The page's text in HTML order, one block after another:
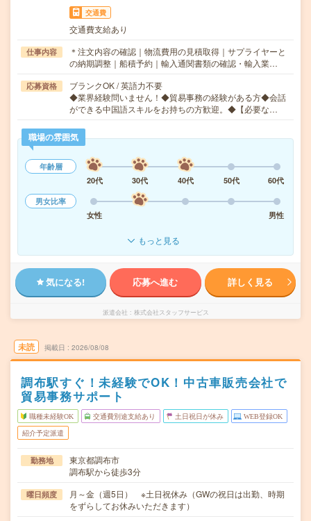
交通費
交通費支給あり
仕事内容
＊注文内容の確認｜物流費用の見積取得｜サプライヤーと
の納期調整｜船積予約｜輸入通関書類の確認・輸入業…
応募資格
ブランクOK / 英語力不要
◆業界経験問いません！◆貿易事務の経験がある方◆会話
ができる中国語スキルをお持ちの方歓迎。◆【必要な…
職場の雰囲気
年齢層
20代
30代 40代 50代
60代
男女比率
女性
男性
もっと見る
気になる! 応募へ進む 詳しく見る
派遣会社 株式会社スタッフサービス
未読 掲載日 2026/08/08
調布駅すぐ！未経験でOK！中古車販売会社で
貿易事務サポート
職種未経験OK 交通費別途支給あり 土日祝日が休み WEB登録OK
紹介予定派遣
勤務地
東京都調布市
調布駅から徒歩3分
曜日頻度
月～金（週5日） ※土日祝休み（GWの祝日は出勤、時期
をずらしてお休みいただきます）